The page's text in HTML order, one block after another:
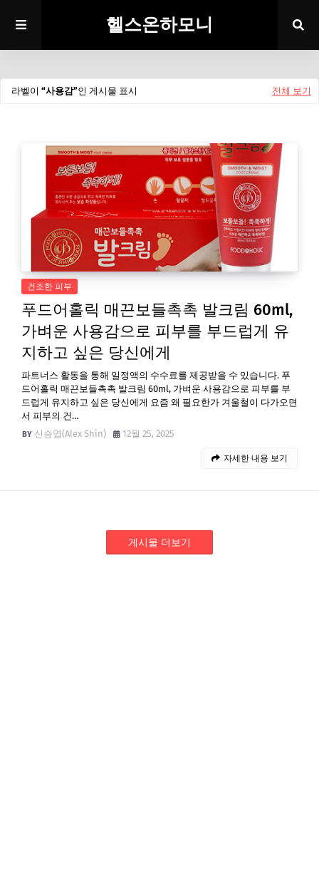
헬스온하모니
라벨이 사용감 인 게시물 표시 전체 보기
건조한 피부
푸드어홀릭 매끈보들촉촉 발크림 60ml,
가벼운 사용감으로 피부를 부드럽게 유
지하고 싶은 당신에게
파트너스 활동을 통해 일정액의 수수료를 제공받을 수 있습니다. 푸
드어홀릭 매끈보들촉촉 발크림 60ml, 가벼운 사용감으로 피부를 부
드럽게 유지하고 싶은 당신에게 요즘 왜 필요한가 겨울철이 다가오면
서 피부의 건…
신승엽(Alex Shin)
12월 25, 2025
자세한 내용 보기
게시물 더보기